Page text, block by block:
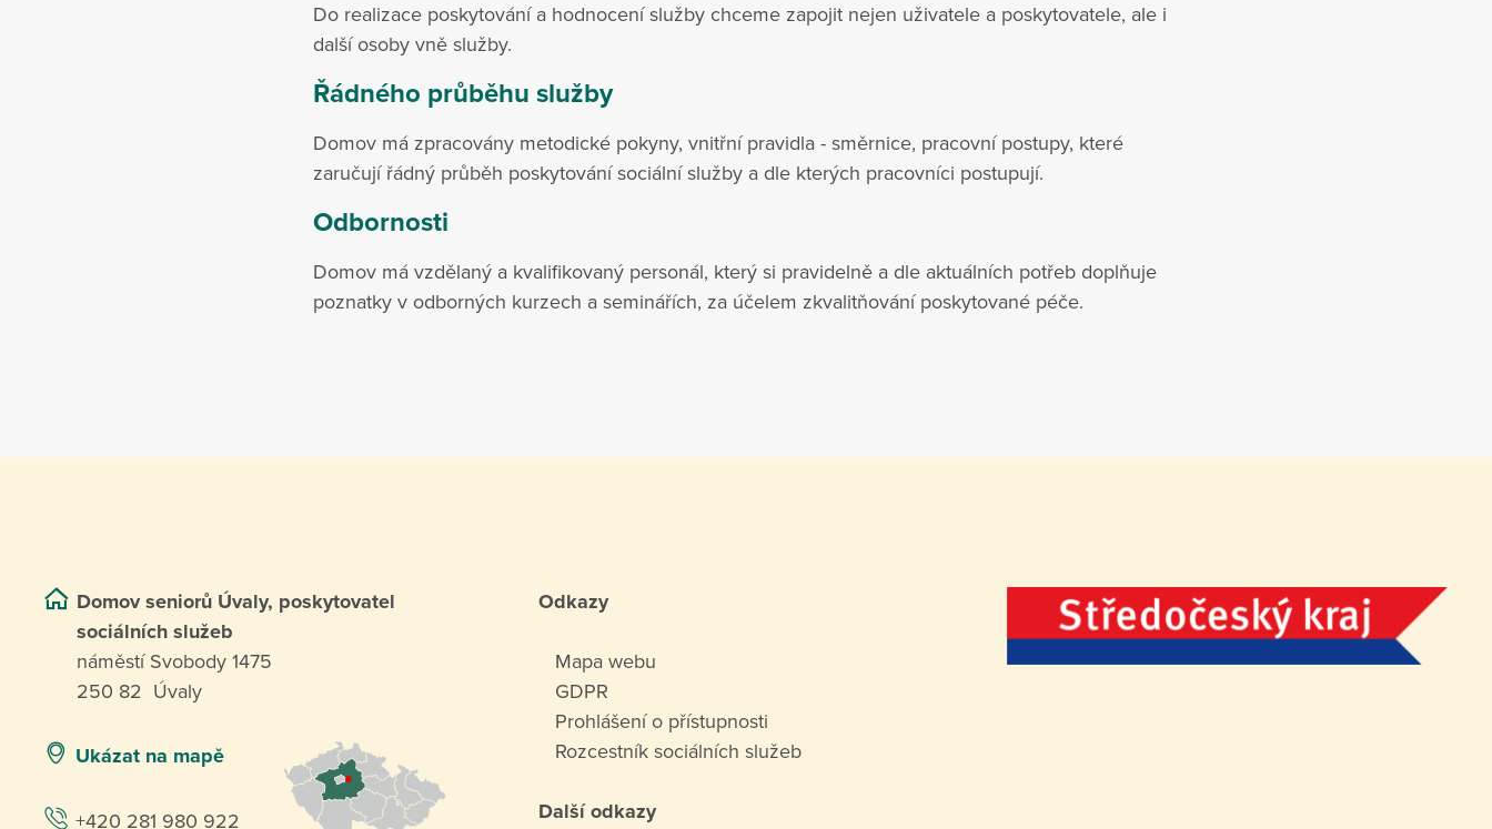
Do realizace poskytování a hodnocení služby chceme zapojit nejen uživatele a poskytovatele, ale i
další osoby vně služby.
Řádného průběhu služby
Domov má zpracovány metodické pokyny, vnitřní pravidla - směrnice, pracovní postupy, které
zaručují řádný průběh poskytování sociální služby a dle kterých pracovníci postupují.
Odbornosti
Domov má vzdělaný a kvalifikovaný personál, který si pravidelně a dle aktuálních potřeb doplňuje
poznatky v odborných kurzech a seminářích, za účelem zkvalitňování poskytované péče.
Domov seniorů Úvaly, poskytovatel
sociálních služeb
náměstí Svobody 1475
250 82 Úvaly
Ukázat na mapě
+420 281 980 922
Odkazy
Mapa webu
GDPR
Prohlášení o přístupnosti
Rozcestník sociálních služeb
Další odkazy